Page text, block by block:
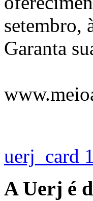
setembro,
Garanta
uerj_card
A Uerj é